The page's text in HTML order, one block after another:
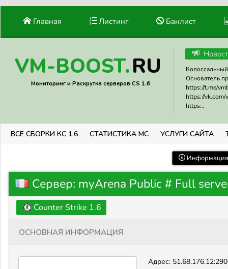
Главная Листинг Банлист
VM-BOOST.RU
Мониторинг и Раскрутка серверов CS 1.6
Основатель
https://t.me/
https://vk.com/
https:..
ВСЕ СБОРКИ КС 1.6 СТАТИСТИКА МС УСЛУГИ САЙТА
Сервер: myArena Public # Full
Counter Strike 1.6
Основная информация
Адрес: